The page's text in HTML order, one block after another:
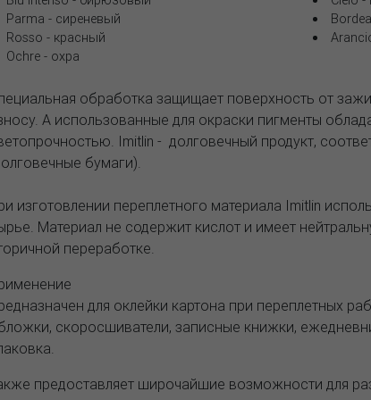
Parma - сиреневый
Rosso - красный
Ochre - охра
обработка защищает поверхность от
А использованные для окраски пигменты
Imitlin - долговечный продукт,
бумаги).
изготовлении переплетного материала Imitlin
Материал не содержит кислот и имеет
переработке.
для оклейки картона при переплетных
скоросшиватели, записные книжки,
предоставляет широчайшие возможности для